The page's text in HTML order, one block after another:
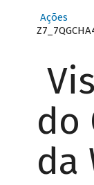
Ações
do
da